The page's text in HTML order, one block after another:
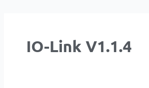
IO-Link V1.1.4